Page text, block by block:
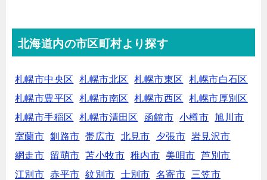
北海道内の市区町村より探す
札幌市中央区 札幌市北区 札幌市東区
札幌市白石区
札幌市豊平区
札幌市南区 札幌市西区
札幌市厚別区
札幌市手稲区
札幌市清田区 函館市 小樽市
旭川市
室蘭市
釧路市 帯広市 北見市 夕張市 岩見沢市
網走市
留萌市 苫小牧市 稚内市 美唄市
芦別市
江別市
赤平市 紋別市 士別市 名寄市
三笠市